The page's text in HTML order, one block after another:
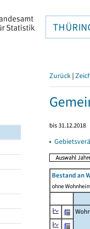
Zurück |
bis 31.12.2018
▸
Bestand an
ohne